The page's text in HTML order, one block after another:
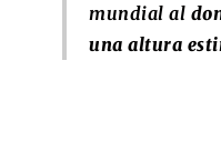
mundial al
una altura